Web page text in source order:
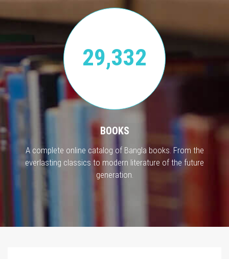
29,332
BOOKS
A complete online catalog of Bangla books. From the
everlasting classics to modern literature of the future
generation.